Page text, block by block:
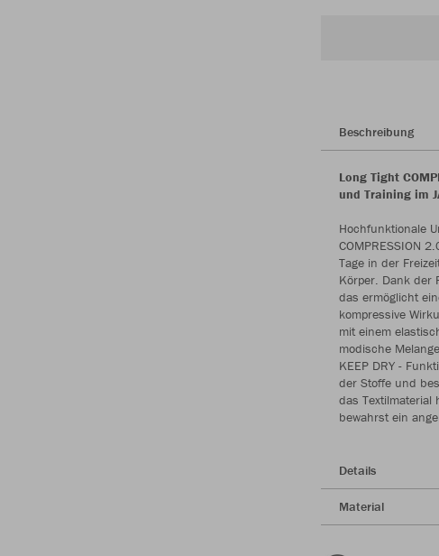
Beschreibung
Long Tight
und Training im
Hochfunktionale
COMPRESSION
Tage in der
Körper. Dank der
das ermöglicht
kompressive
mit einem
modische
KEEP DRY -
der Stoffe und
das
bewahrst ein
Details
Material